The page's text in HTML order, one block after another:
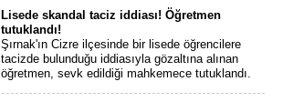
Lisede skandal taciz iddiası! Öğretmen
tutuklandı!
Şırnak'ın Cizre ilçesinde bir lisede öğrencilere
tacizde bulunduğu iddiasıyla gözaltına alınan
öğretmen, sevk edildiği mahkemece tutuklandı.